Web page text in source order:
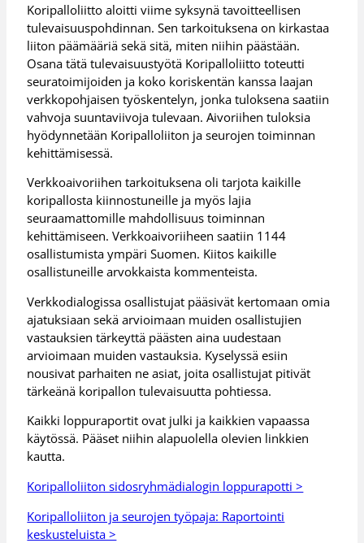
Koripalloliitto aloitti viime syksynä tavoitteellisen
tulevaisuuspohdinnan. Sen tarkoituksena on kirkastaa
liiton päämääriä sekä sitä, miten niihin päästään.
Osana tätä tulevaisuustyötä Koripalloliitto toteutti
seuratoimijoiden ja koko koriskentän kanssa laajan
verkkopohjaisen työskentelyn, jonka tuloksena saatiin
vahvoja suuntaviivoja tulevaan. Aivoriihen tuloksia
hyödynnetään Koripalloliiton ja seurojen toiminnan
kehittämisessä.
Verkkoaivoriihen tarkoituksena oli tarjota kaikille
koripallosta kiinnostuneille ja myös lajia
seuraamattomille mahdollisuus toiminnan
kehittämiseen. Verkkoaivoriiheen saatiin 1144
osallistumista ympäri Suomen. Kiitos kaikille
osallistuneille arvokkaista kommenteista.
Verkkodialogissa osallistujat pääsivät kertomaan omia
ajatuksiaan sekä arvioimaan muiden osallistujien
vastauksien tärkeyttä päästen aina uudestaan
arvioimaan muiden vastauksia. Kyselyssä esiin
nousivat parhaiten ne asiat, joita osallistujat pitivät
tärkeänä koripallon tulevaisuutta pohtiessa.
Kaikki loppuraportit ovat julki ja kaikkien vapaassa
käytössä. Pääset niihin alapuolella olevien linkkien
kautta.
Koripalloliiton sidosryhmädialogin loppurapotti >
Koripalloliiton ja seurojen työpaja: Raportointi
keskusteluista >